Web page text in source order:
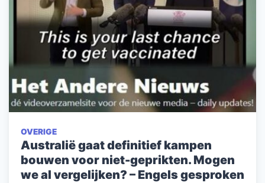
OVERIGE
Australië gaat definitief kampen
bouwen voor niet-geprikten. Mogen
we al vergelijken? – Engels gesproken